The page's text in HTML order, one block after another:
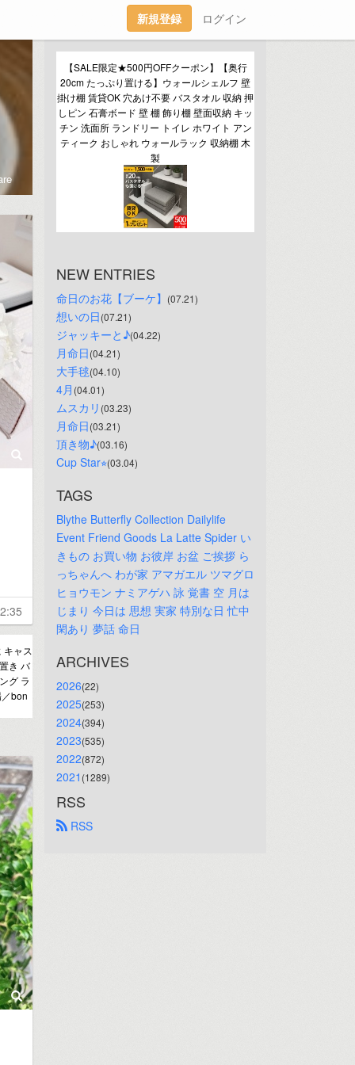
新規登録 ログイン
ャス
き バ
グ ラ
bon
【SALE限定★500円OFFクーポン】【奥行
20cm たっぷり置ける】ウォールシェルフ 壁
掛け棚 賃貸OK 穴あけ不要 バスタオル 収納 押
しピン 石膏ボード 壁 棚 飾り棚 壁面収納 キッ
チン 洗面所 ランドリー トイレ ホワイト アン
ティーク おしゃれ ウォールラック 収納棚 木
製
NEW ENTRIES
命日のお花【ブーケ】 (07.21)
想いの日(07.21)
ジャッキーと♪(04.22)
月命日(04.21)
大手毬(04.10)
4月 (04.01)
ムスカリ (03.23)
月命日(03.21)
頂き物♪(03.16)
Cup Star⭐︎(03.04)
TAGS
Blythe Butterfly Collection Dailylife
Event Friend Goods La Latte Spider い
きもの お買い物 お彼岸 お盆 ご挨拶 ら
っちゃんへ わが家 アマガエル ツマグロ
ヒョウモン ナミアゲハ 詠 覚書 空 月は
じまり 今日は 思想 実家 特別な日 忙中
閑あり 夢話 命日
ARCHIVES
2026(22)
2025(253)
2024(394)
2023(535)
2022(872)
2021 (1289)
RSS
RSS